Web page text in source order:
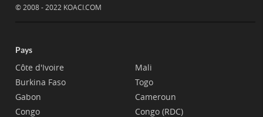
© 2008 - 2022 KOACI.COM
Pays
Côte d'Ivoire
Burkina Faso
Gabon
Congo
Mali
Togo
Cameroun
Congo (RDC)